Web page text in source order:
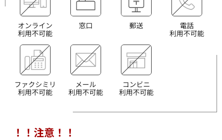
オンライン
利用不可能
窓口 郵送
電話
利用不可能
ファクシミリ
利用不可能
メール
利用不可能
コンビニ
利用不可能
！！注意！！